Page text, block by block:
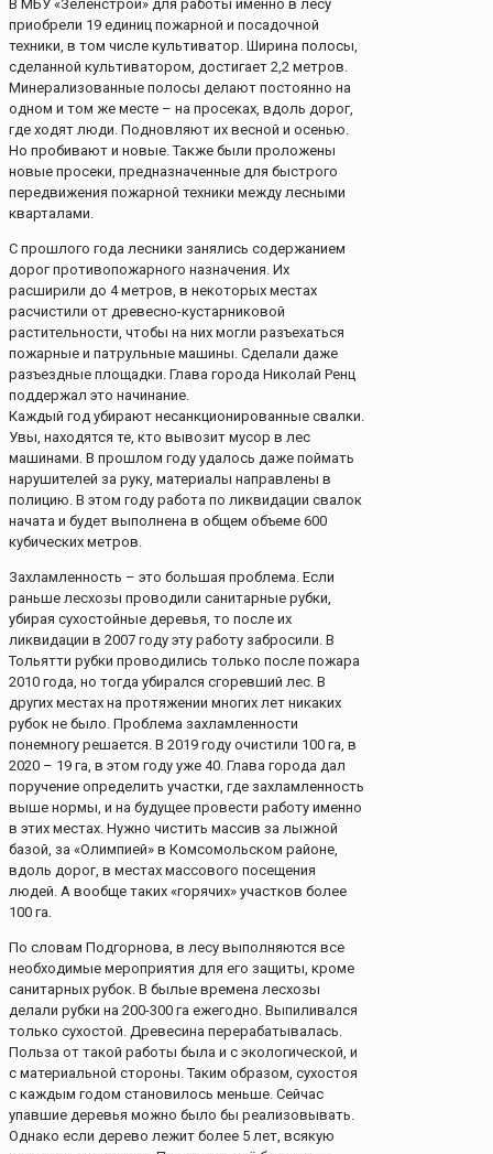
В МБУ «Зеленстрой» для работы именно в лесу
приобрели 19 единиц пожарной и посадочной
техники, в том числе культиватор. Ширина полосы,
сделанной культиватором, достигает 2,2 метров.
Минерализованные полосы делают постоянно на
одном и том же месте – на просеках, вдоль дорог,
где ходят люди. Подновляют их весной и осенью.
Но пробивают и новые. Также были проложены
новые просеки, предназначенные для быстрого
передвижения пожарной техники между лесными
кварталами.
С прошлого года лесники занялись содержанием
дорог противопожарного назначения. Их
расширили до 4 метров, в некоторых местах
расчистили от древесно-кустарниковой
растительности, чтобы на них могли разъехаться
пожарные и патрульные машины. Сделали даже
разъездные площадки. Глава города Николай Ренц
поддержал это начинание.
Каждый год убирают несанкционированные свалки.
Увы, находятся те, кто вывозит мусор в лес
машинами. В прошлом году удалось даже поймать
нарушителей за руку, материалы направлены в
полицию. В этом году работа по ликвидации свалок
начата и будет выполнена в общем объеме 600
кубических метров.
Захламленность – это большая проблема. Если
раньше лесхозы проводили санитарные рубки,
убирая сухостойные деревья, то после их
ликвидации в 2007 году эту работу забросили. В
Тольятти рубки проводились только после пожара
2010 года, но тогда убирался сгоревший лес. В
других местах на протяжении многих лет никаких
рубок не было. Проблема захламленности
понемногу решается. В 2019 году очистили 100 га, в
2020 – 19 га, в этом году уже 40. Глава города дал
поручение определить участки, где захламленность
выше нормы, и на будущее провести работу именно
в этих местах. Нужно чистить массив за лыжной
базой, за «Олимпией» в Комсомольском районе,
вдоль дорог, в местах массового посещения
людей. А вообще таких «горячих» участков более
100 га.
По словам Подгорнова, в лесу выполняются все
необходимые мероприятия для его защиты, кроме
санитарных рубок. В былые времена лесхозы
делали рубки на 200-300 га ежегодно. Выпиливался
только сухостой. Древесина перерабатывалась.
Польза от такой работы была и с экологической, и
с материальной стороны. Таким образом, сухостоя
с каждым годом становилось меньше. Сейчас
упавшие деревья можно было бы реализовывать.
Однако если дерево лежит более 5 лет, всякую